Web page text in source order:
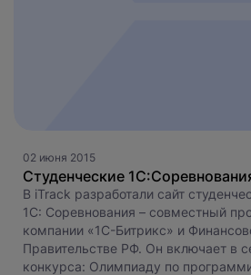
02 июня 2015
Студенческие
В iTrack разработали сайт
1С: Соревнования – совместный
компании «1С-Битрикс» и
Правительстве РФ. Он включает в
конкурса: Олимпиаду по